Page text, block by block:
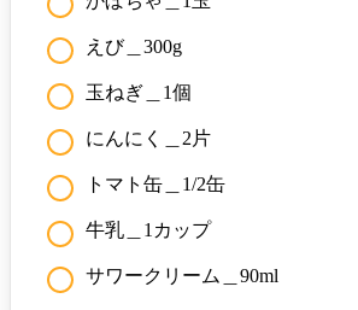
えび＿300g
玉ねぎ＿1個
にんにく＿2片
トマト缶＿1/2缶
牛乳＿1カップ
サワークリーム＿90ml